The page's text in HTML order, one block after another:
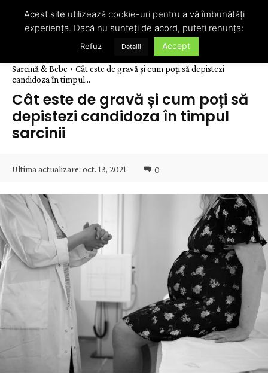
Sarcină & Bebe
Cât este de gravă și cum poți să depistezi
candidoza în timpul...
Cât este de gravă și cum poți să
depistezi candidoza în timpul
sarcinii
Ultima actualizare: oct. 13, 2021 0
Acest site utilizează cookie-uri pentru a vă îmbunătăți
experiența. Dacă nu sunteți de acord, puteți renunța:
Refuz Detalii Accept